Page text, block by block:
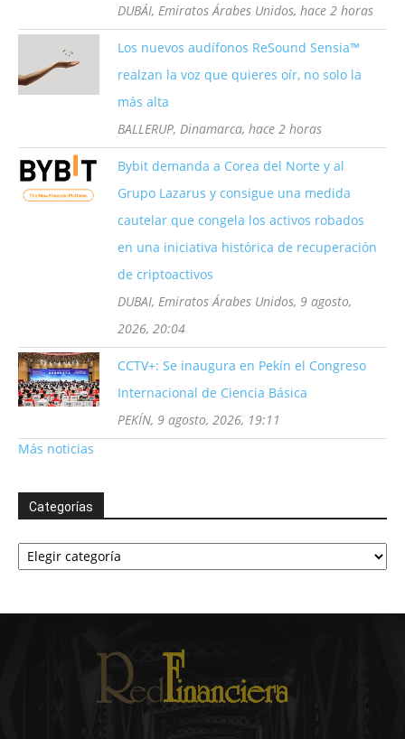
DUBÁI, Emiratos Árabes Unidos, hace 2 horas
Los nuevos audífonos ReSound Sensia™
realzan la voz que quieres oír, no solo la
más alta
BALLERUP, Dinamarca, hace 2 horas
Bybit demanda a Corea del Norte y al
Grupo Lazarus y consigue una medida
cautelar que congela los activos robados
en una iniciativa histórica de recuperación
de criptoactivos
DUBAI, Emiratos Árabes Unidos, 9 agosto,
2026, 20:04
CCTV+: Se inaugura en Pekín el Congreso
Internacional de Ciencia Básica
PEKÍN, 9 agosto, 2026, 19:11
Más noticias
Categorías
Categorías